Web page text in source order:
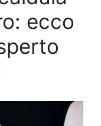
ecco